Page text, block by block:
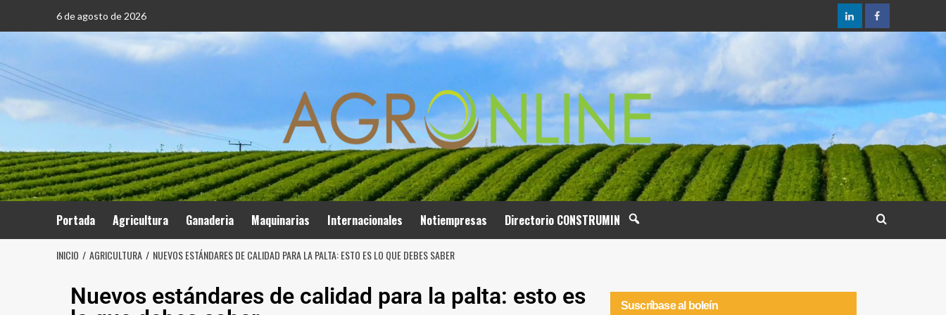
6 de agosto de 2026
Portada Agricultura Ganaderia Maquinarias Internacionales Notiempresas Directorio CONSTRUMIN
INICIO AGRICULTURA NUEVOS ESTÁNDARES DE CALIDAD PARA LA PALTA: ESTO ES LO QUE DEBES SABER
Nuevos estándares de calidad para la palta: esto es
Suscríbase al boleín